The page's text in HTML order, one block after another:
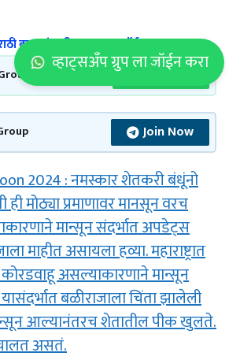
बातम्यांसाठी आमचा ग्रुप जॉईन करा
Join Now
Join Now
2024 : नमस्कार शेतकरी बंधूंनो
ही मोठ्या प्रमाणावर मानसून वरच
मान्सून संदर्भात अपडेट्स
माहीत असायला हव्या. महाराष्ट्रात
असल्याकारणाने मान्सून
बळीराजाला चिंता झालेली
आल्यानंतरच शेतातील पीक खुलते.
असतं.
व्हाट्सअँप ग्रुप ला जॉईन करा